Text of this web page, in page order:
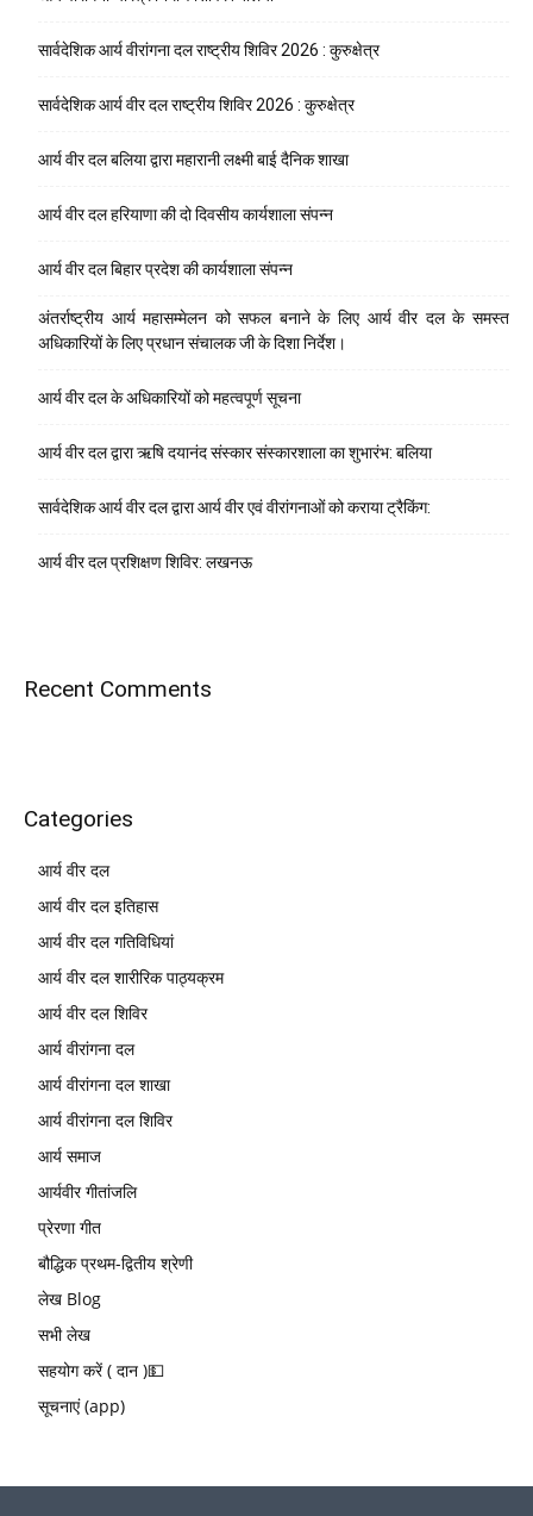
सार्वदेशिक आर्य वीरांगना दल राष्ट्रीय शिविर 2026 : कुरुक्षेत्र
सार्वदेशिक आर्य वीर दल राष्ट्रीय शिविर 2026 : कुरुक्षेत्र
आर्य वीर दल बलिया द्वारा महारानी लक्ष्मी बाई दैनिक शाखा
आर्य वीर दल हरियाणा की दो दिवसीय कार्यशाला संपन्न
आर्य वीर दल बिहार प्रदेश की कार्यशाला संपन्न
अंतर्राष्ट्रीय आर्य महासम्मेलन को सफल बनाने के लिए आर्य वीर दल के समस्त
अधिकारियों के लिए प्रधान संचालक जी के दिशा निर्देश।
आर्य वीर दल के अधिकारियों को महत्वपूर्ण सूचना
आर्य वीर दल द्वारा ऋषि दयानंद संस्कार संस्कारशाला का शुभारंभ: बलिया
सार्वदेशिक आर्य वीर दल द्वारा आर्य वीर एवं वीरांगनाओं को कराया ट्रैकिंग:
आर्य वीर दल प्रशिक्षण शिविर: लखनऊ
Recent Comments
Categories
आर्य वीर दल
आर्य वीर दल इतिहास
आर्य वीर दल गतिविधियां
आर्य वीर दल शारीरिक पाठ्यक्रम
आर्य वीर दल शिविर
आर्य वीरांगना दल
आर्य वीरांगना दल शाखा
आर्य वीरांगना दल शिविर
आर्य समाज
आर्यवीर गीतांजलि
प्रेरणा गीत
बौद्धिक प्रथम-द्वितीय श्रेणी
लेख Blog
सभी लेख
सहयोग करें ( दान )💵
सूचनाएं (app)